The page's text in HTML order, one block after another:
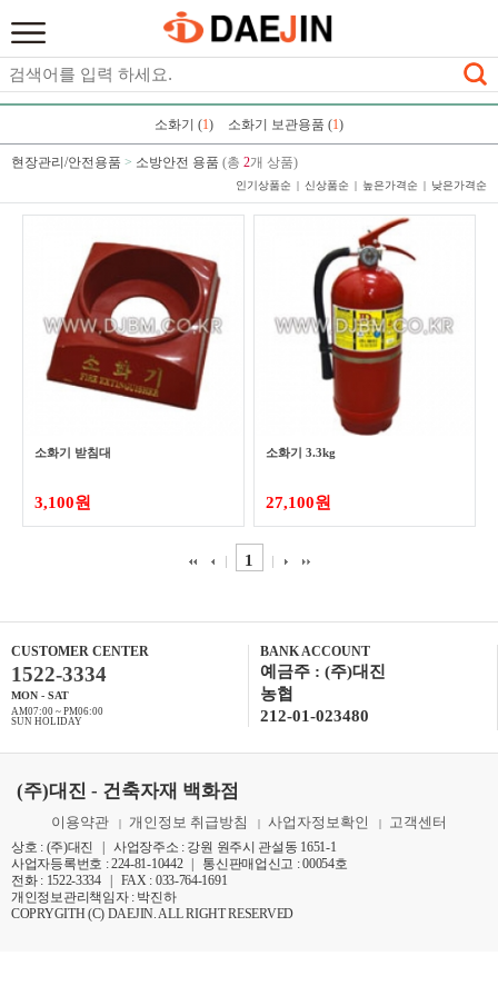
소화기 (1) 소화기 보관용품 (1)
현장관리/안전용품 > 소방안전 용품 (총 2개 상품)
인기상품순 신상품순 높은가격순 낮은가격순
소화기 받침대
3,100원
소화기 3.3kg
27,100원
1
CUSTOMER CENTER
1522-3334
MON - SAT
AM07:00 ~ PM06:00
SUN HOLIDAY
BANK ACCOUNT
예금주 : (주)대진
농협
212-01-023480
(주)대진 - 건축자재 백화점
이용약관 | 개인정보 취급방침 | 사업자정보확인 | 고객센터
상호 : (주)대진 | 사업장주소 : 강원 원주시 관설동 1651-1
사업자등록번호 : 224-81-10442 | 통신판매업신고 : 00054호
전화 : 1522-3334 | FAX : 033-764-1691
개인정보관리책임자 : 박진하
COPRYGITH (C) DAEJIN. ALL RIGHT RESERVED